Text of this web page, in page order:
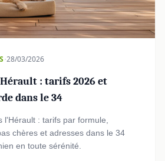
·28/03/2026
: tarifs 2026 et
dans le 34
l'Hérault : tarifs par formule,
chères et adresses dans le 34
en toute sérénité.